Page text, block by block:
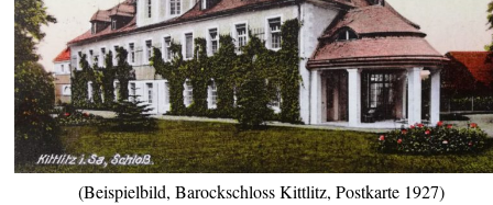
(Beispielbild, Barockschloss Kittlitz, Postkarte 1927)